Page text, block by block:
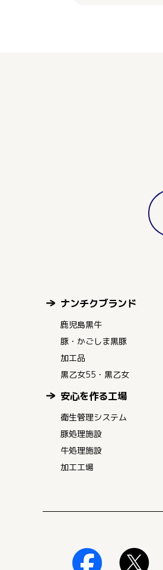
ナンチクブランド
鹿児島黒牛
豚・かごしま黒豚
加工品
黒乙女55・黒乙女
安心を作る工場
衛生管理システム
豚処理施設
牛処理施設
加工工場